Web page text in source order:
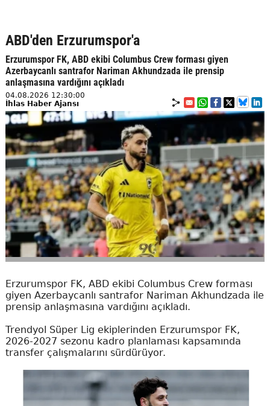
ABD'den Erzurumspor'a
Erzurumspor FK, ABD ekibi Columbus Crew forması giyen
Azerbaycanlı santrafor Nariman Akhundzada ile prensip
anlaşmasına vardığını açıkladı
04.08.2026 12:30:00
İhlas Haber Ajansı
Erzurumspor FK, ABD ekibi Columbus Crew forması
giyen Azerbaycanlı santrafor Nariman Akhundzada ile
prensip anlaşmasına vardığını açıkladı.
Trendyol Süper Lig ekiplerinden Erzurumspor FK,
2026-2027 sezonu kadro planlaması kapsamında
transfer çalışmalarını sürdürüyor.